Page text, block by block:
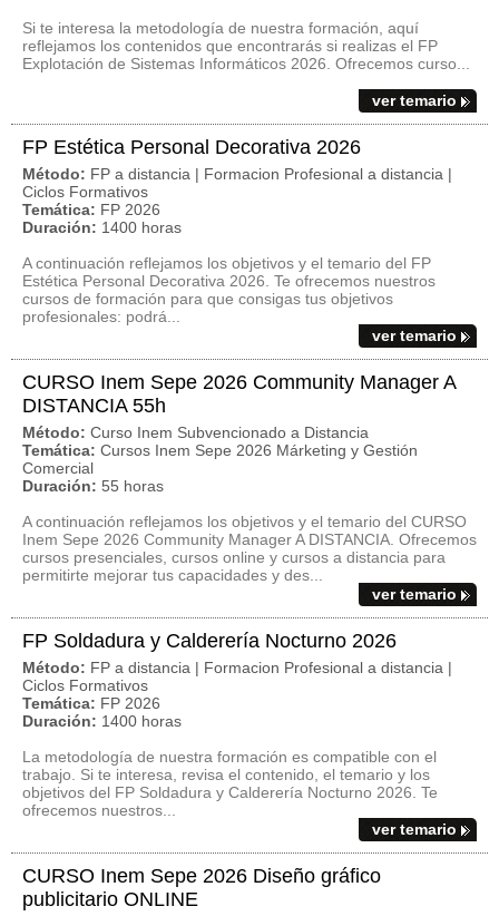
Si te interesa la metodología de nuestra formación, aquí
reflejamos los contenidos que encontrarás si realizas el FP
Explotación de Sistemas Informáticos 2026. Ofrecemos curso...
ver temario
FP Estética Personal Decorativa 2026
Método: FP a distancia | Formacion Profesional a distancia |
Ciclos Formativos
Temática: FP 2026
Duración: 1400 horas
A continuación reflejamos los objetivos y el temario del FP
Estética Personal Decorativa 2026. Te ofrecemos nuestros
cursos de formación para que consigas tus objetivos
profesionales: podrá...
ver temario
CURSO Inem Sepe 2026 Community Manager A
DISTANCIA 55h
Método: Curso Inem Subvencionado a Distancia
Temática: Cursos Inem Sepe 2026 Márketing y Gestión
Comercial
Duración: 55 horas
A continuación reflejamos los objetivos y el temario del CURSO
Inem Sepe 2026 Community Manager A DISTANCIA. Ofrecemos
cursos presenciales, cursos online y cursos a distancia para
permitirte mejorar tus capacidades y des...
ver temario
FP Soldadura y Calderería Nocturno 2026
Método: FP a distancia | Formacion Profesional a distancia |
Ciclos Formativos
Temática: FP 2026
Duración: 1400 horas
La metodología de nuestra formación es compatible con el
trabajo. Si te interesa, revisa el contenido, el temario y los
objetivos del FP Soldadura y Calderería Nocturno 2026. Te
ofrecemos nuestros...
ver temario
CURSO Inem Sepe 2026 Diseño gráfico
publicitario ONLINE